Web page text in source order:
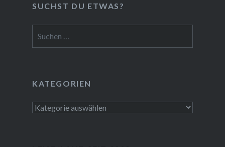
SUCHST DU ETWAS?
nach:
KATEGORIEN
Kategorien